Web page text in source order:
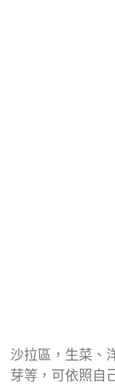
沙拉區，生菜、
芽等，可依照自